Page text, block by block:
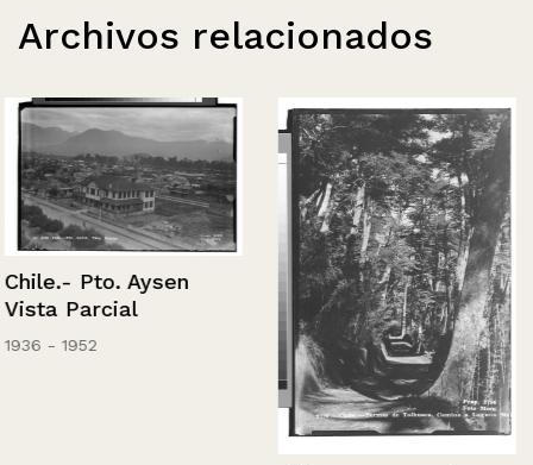
Archivos relacionados
Chile.- Pto. Aysen
Vista Parcial
1936 - 1952